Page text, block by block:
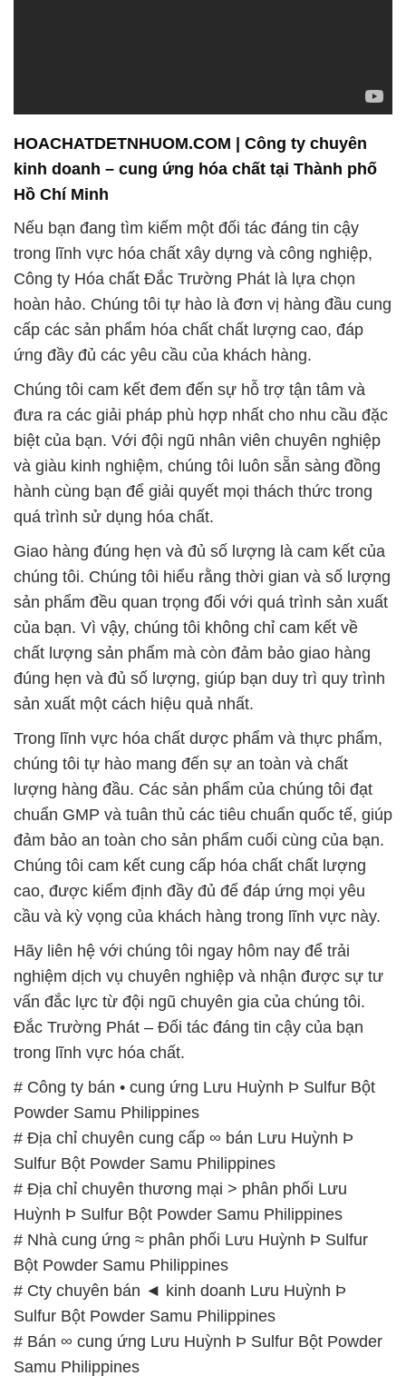
HOACHATDETNHUOM.COM | Công ty chuyên
kinh doanh – cung ứng hóa chất tại Thành phố
Hồ Chí Minh
Nếu bạn đang tìm kiếm một đối tác đáng tin cậy
trong lĩnh vực hóa chất xây dựng và công nghiệp,
Công ty Hóa chất Đắc Trường Phát là lựa chọn
hoàn hảo. Chúng tôi tự hào là đơn vị hàng đầu cung
cấp các sản phẩm hóa chất chất lượng cao, đáp
ứng đầy đủ các yêu cầu của khách hàng.
Chúng tôi cam kết đem đến sự hỗ trợ tận tâm và
đưa ra các giải pháp phù hợp nhất cho nhu cầu đặc
biệt của bạn. Với đội ngũ nhân viên chuyên nghiệp
và giàu kinh nghiệm, chúng tôi luôn sẵn sàng đồng
hành cùng bạn để giải quyết mọi thách thức trong
quá trình sử dụng hóa chất.
Giao hàng đúng hẹn và đủ số lượng là cam kết của
chúng tôi. Chúng tôi hiểu rằng thời gian và số lượng
sản phẩm đều quan trọng đối với quá trình sản xuất
của bạn. Vì vậy, chúng tôi không chỉ cam kết về
chất lượng sản phẩm mà còn đảm bảo giao hàng
đúng hẹn và đủ số lượng, giúp bạn duy trì quy trình
sản xuất một cách hiệu quả nhất.
Trong lĩnh vực hóa chất dược phẩm và thực phẩm,
chúng tôi tự hào mang đến sự an toàn và chất
lượng hàng đầu. Các sản phẩm của chúng tôi đạt
chuẩn GMP và tuân thủ các tiêu chuẩn quốc tế, giúp
đảm bảo an toàn cho sản phẩm cuối cùng của bạn.
Chúng tôi cam kết cung cấp hóa chất chất lượng
cao, được kiểm định đầy đủ để đáp ứng mọi yêu
cầu và kỳ vọng của khách hàng trong lĩnh vực này.
Hãy liên hệ với chúng tôi ngay hôm nay để trải
nghiệm dịch vụ chuyên nghiệp và nhận được sự tư
vấn đắc lực từ đội ngũ chuyên gia của chúng tôi.
Đắc Trường Phát – Đối tác đáng tin cậy của bạn
trong lĩnh vực hóa chất.
# Công ty bán • cung ứng Lưu Huỳnh Þ Sulfur Bột
Powder Samu Philippines
# Địa chỉ chuyên cung cấp ∞ bán Lưu Huỳnh Þ
Sulfur Bột Powder Samu Philippines
# Địa chỉ chuyên thương mại > phân phối Lưu
Huỳnh Þ Sulfur Bột Powder Samu Philippines
# Nhà cung ứng ≈ phân phối Lưu Huỳnh Þ Sulfur
Bột Powder Samu Philippines
# Cty chuyên bán ◄ kinh doanh Lưu Huỳnh Þ
Sulfur Bột Powder Samu Philippines
# Bán ∞ cung ứng Lưu Huỳnh Þ Sulfur Bột Powder
Samu Philippines